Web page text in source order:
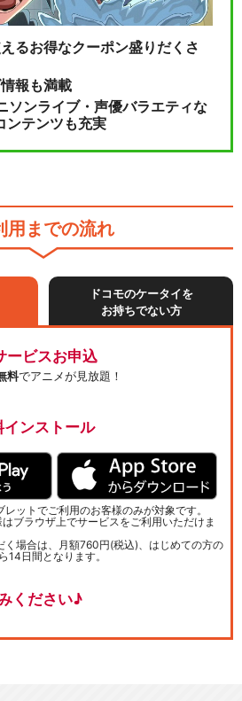
るお得なクーポン盛りだくさ
報も満載
ソンライブ・声優バラエティな
ンテンツも充実
用までの流れ
ドコモのケータイを
お持ちでない方
ービスお申込
料でアニメが見放題！
インストール
ットでご利用のお客様のみが対象です。
ブラウザ上でサービスをご利用いただけま
く場合は、月額760円(税込)、はじめての方の
14日間となります。
ください♪